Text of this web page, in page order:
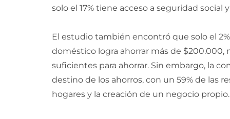
solo el 17% tiene acceso a seguridad
El estudio también encontró que solo el
doméstico logra ahorrar más de $200.000,
suficientes para ahorrar. Sin embargo, la
destino de los ahorros, con un 59% de las
hogares y la creación de un negocio propio.